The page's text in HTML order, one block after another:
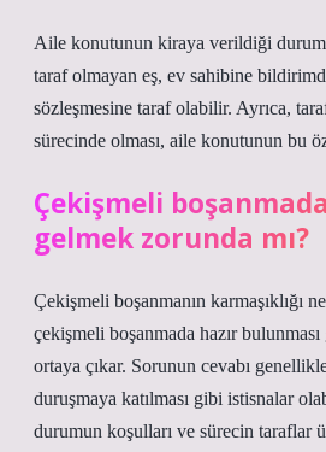
Aile konutunun kiraya verildiği
taraf olmayan eş, ev sahibine
sözleşmesine taraf olabilir. Ayrıca,
sürecinde olması, aile konutunun bu
Çekişmeli
gelmek zorunda mı?
Çekişmeli boşanmanın karmaşıklığı
çekişmeli boşanmada hazır
ortaya çıkar. Sorunun cevabı
duruşmaya katılması gibi istisnalar
durumun koşulları ve sürecin taraflar